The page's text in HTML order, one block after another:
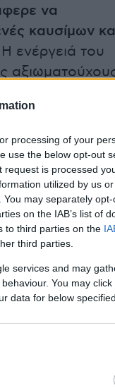
processing of your
use the below opt-out
is processed
utilized by us
may separately
on the IAB’s list of
to third parties on the
third parties.
services and may
You may
data for below
να
καυσίμων
ενέργειά του